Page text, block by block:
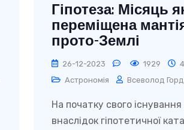
Гіпотеза: Місяць
переміщена
прото-Землі
26-12-2023 1929
Астрономія
Всеволод
На початку свого існування
внаслідок гіпотетичної